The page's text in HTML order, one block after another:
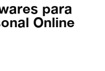
para
Online